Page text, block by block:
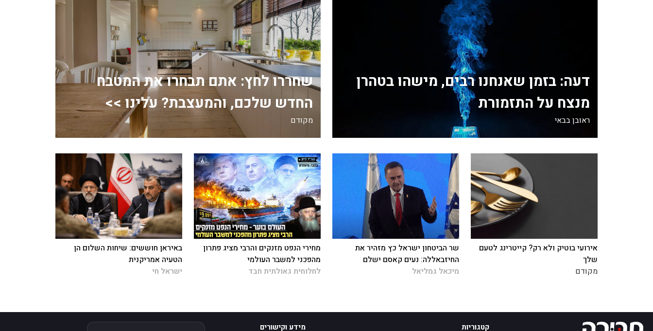
דעה: בזמן שאנחנו רבים, מישהו בטהרן
מנצח על התזמורת
ראובן בבאי
שחררו לחץ: אתם תבחרו את המטבח
החדש שלכם, והמעצבת? עלינו >>
מקודם
אירועי בוטיק ולא רק? קייטרינג לטעם
שלך
מקודם
שר הביטחון ישראל כץ מזהיר את
החיזבאללה: נעים קאסם ישלם
מיכאל גמליאל
מחירי הנפט מזנקים והרבי מציג פתרון
מהפכני למשבר העולמי
לחלוחית גאולתית חבד
באיראן חוששים: שיחות השלום הן
הטעיה אמריקנית
ישראל חי
קטגוריות מידע וקישורים